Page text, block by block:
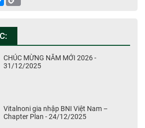
CHÚC MỪNG NĂM MỚI 2026 -
31/12/2025
Vitalnoni gia nhập BNI Việt Nam –
Chapter Plan - 24/12/2025